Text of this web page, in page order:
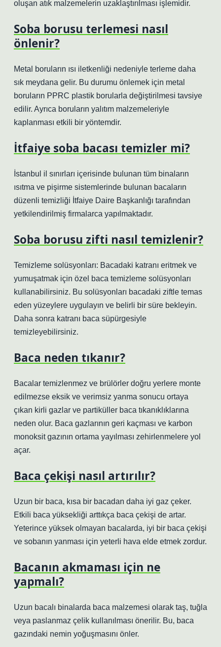
oluşan atık malzemelerin uzaklaştırılması işlemidir.
Soba borusu terlemesi nasıl
önlenir?
Metal boruların ısı iletkenliği nedeniyle terleme daha
sık meydana gelir. Bu durumu önlemek için metal
boruların PPRC plastik borularla değiştirilmesi tavsiye
edilir. Ayrıca boruların yalıtım malzemeleriyle
kaplanması etkili bir yöntemdir.
İtfaiye soba bacası temizler mi?
İstanbul il sınırları içerisinde bulunan tüm binaların
ısıtma ve pişirme sistemlerinde bulunan bacaların
düzenli temizliği İtfaiye Daire Başkanlığı tarafından
yetkilendirilmiş firmalarca yapılmaktadır.
Soba borusu zifti nasıl temizlenir?
Temizleme solüsyonları: Bacadaki katranı eritmek ve
yumuşatmak için özel baca temizleme solüsyonları
kullanabilirsiniz. Bu solüsyonları bacadaki ziftle temas
eden yüzeylere uygulayın ve belirli bir süre bekleyin.
Daha sonra katranı baca süpürgesiyle
temizleyebilirsiniz.
Baca neden tıkanır?
Bacalar temizlenmez ve brülörler doğru yerlere monte
edilmezse eksik ve verimsiz yanma sonucu ortaya
çıkan kirli gazlar ve partiküller baca tıkanıklıklarına
neden olur. Baca gazlarının geri kaçması ve karbon
monoksit gazının ortama yayılması zehirlenmelere yol
açar.
Baca çekişi nasıl artırılır?
Uzun bir baca, kısa bir bacadan daha iyi gaz çeker.
Etkili baca yüksekliği arttıkça baca çekişi de artar.
Yeterince yüksek olmayan bacalarda, iyi bir baca çekişi
ve sobanın yanması için yeterli hava elde etmek zordur.
Bacanın akmaması için ne
yapmalı?
Uzun bacalı binalarda baca malzemesi olarak taş, tuğla
veya paslanmaz çelik kullanılması önerilir. Bu, baca
gazındaki nemin yoğuşmasını önler.